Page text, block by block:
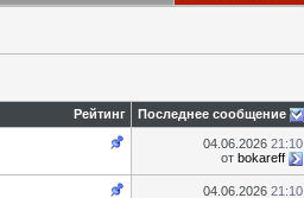
Рейтинг
Последнее сообщение
04.06.2026 21:10
от bokareff
04.06.2026 21:10